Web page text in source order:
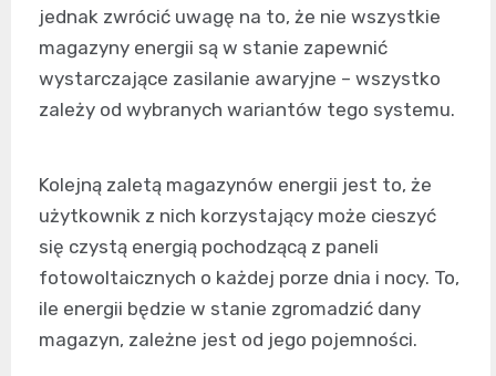
jednak zwrócić uwagę na to, że nie wszystkie
magazyny energii są w stanie zapewnić
wystarczające zasilanie awaryjne – wszystko
zależy od wybranych wariantów tego systemu.
Kolejną zaletą magazynów energii jest to, że
użytkownik z nich korzystający może cieszyć
się czystą energią pochodzącą z paneli
fotowoltaicznych o każdej porze dnia i nocy. To,
ile energii będzie w stanie zgromadzić dany
magazyn, zależne jest od jego pojemności.